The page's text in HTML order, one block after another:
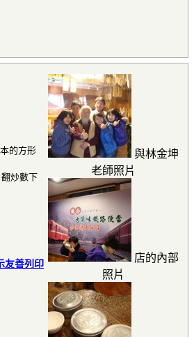
與林金坤
老師照片
店的內部
照片
的方形
炒數下
友善列印